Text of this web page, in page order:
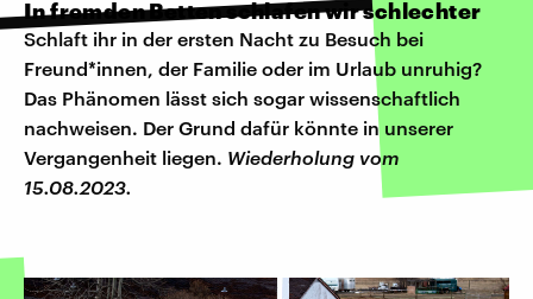
In fremden Betten schlafen wir schlechter
Schlaft ihr in der ersten Nacht zu Besuch bei
Freund*innen, der Familie oder im Urlaub unruhig?
Das Phänomen lässt sich sogar wissenschaftlich
nachweisen. Der Grund dafür könnte in unserer
Vergangenheit liegen. Wiederholung vom
15.08.2023.